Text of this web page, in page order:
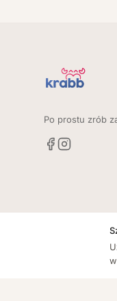
Po prostu zrób